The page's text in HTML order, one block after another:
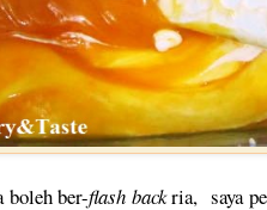
boleh ber-flash backria, saya